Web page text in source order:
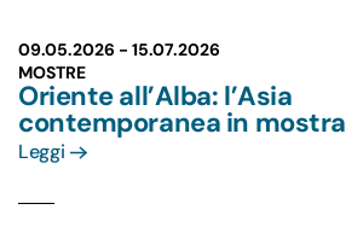
09.05.2026 - 15.07.2026
MOSTRE
Oriente all’Alba: l’Asia
contemporanea in
Leggi